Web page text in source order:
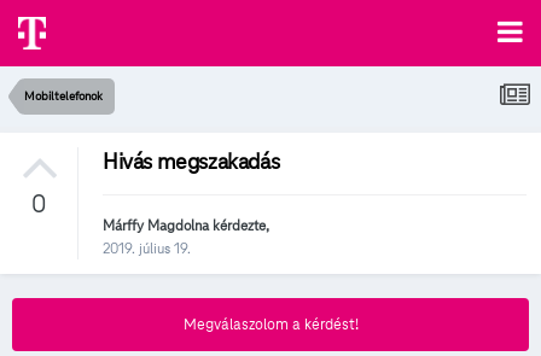
Mobiltelefonok
0
Hivás megszakadás
Márffy Magdolnakérdezte,
2019. július 19.
Megválaszolom a kérdést!